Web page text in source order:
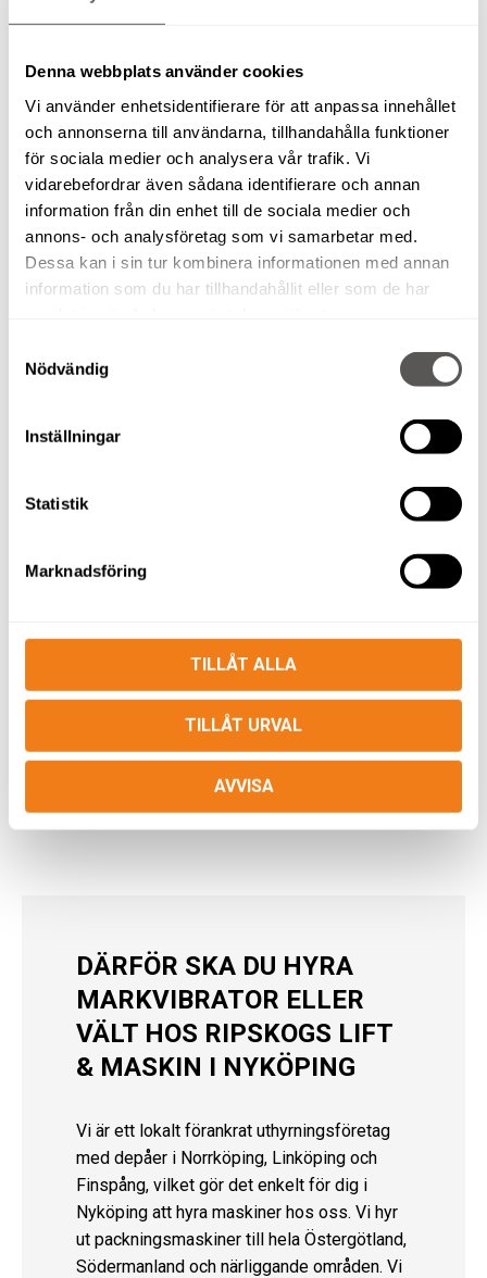
Denna webbplats använder cookies
Vi använder enhetsidentifierare för att anpassa innehållet
och annonserna till användarna, tillhandahålla funktioner
för sociala medier och analysera vår trafik. Vi
vidarebefordrar även sådana identifierare och annan
information från din enhet till de sociala medier och
annons- och analysföretag som vi samarbetar med.
Dessa kan i sin tur kombinera informationen med annan
information som du har tillhandahållit eller som de har
Nödvändig
Inställningar
Statistik
Marknadsföring
TILLÅT ALLA
TILLÅT URVAL
AVVISA
större markytor och vägbyggen.
pålitliga och lättmanövrerade även för dig som inte
använder dem dagligen.
Robusta och driftsäkra:Alla våra packningsmaskiner
håller hög kvalitet, är servade och klarar tuffa
arbetsmiljöer.
Därför ska du hyra packningsmaskin
istället för köpa
och kostnadskontroll.
Slipp stora investeringar – hyr
bara när du faktiskt behöver maskinen.
– från små vibratorplattor till större vältar – beroende
Maskinerna är redo att
användas direkt. Du slipper tänka på underhåll,
Flexibel leverans:Hämta själv på vår depå i
Norrköping eller få leverans direkt till arbetsplatsen i
Nyköping – du väljer.
Enklare bokföring:Hyreskostnaden kan ofta
DÄRFÖR SKA DU HYRA
MARKVIBRATOR ELLER
VÄLT HOS RIPSKOGS LIFT
& MASKIN I NYKÖPING
Vi är ett lokalt förankrat uthyrningsföretag
med depåer i Norrköping, Linköping och
Finspång, vilket gör det enkelt för dig i
Nyköping att hyra maskiner hos oss. Vi hyr
ut packningsmaskiner till hela Östergötland,
Södermanland och närliggande områden. Vi